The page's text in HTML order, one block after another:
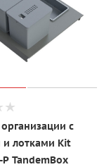
с
и лотками Kit
TandemBox